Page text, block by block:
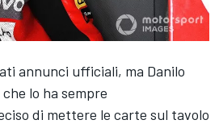
annunci ufficiali, ma Danilo
lo ha sempre
di mettere le carte sul tavolo